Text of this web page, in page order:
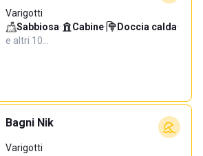
Varigotti
Sabbiosa· Cabine· Doccia calda·
e altri 10…
Bagni Nik
Varigotti